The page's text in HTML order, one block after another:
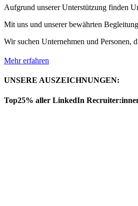
Aufgrund unserer Unterstützung finden
Mit uns und unserer bewährten
Wir suchen Unternehmen und Personen,
Mehr erfahren
UNSERE AUSZEICHNUNGEN:
Top25% aller LinkedIn